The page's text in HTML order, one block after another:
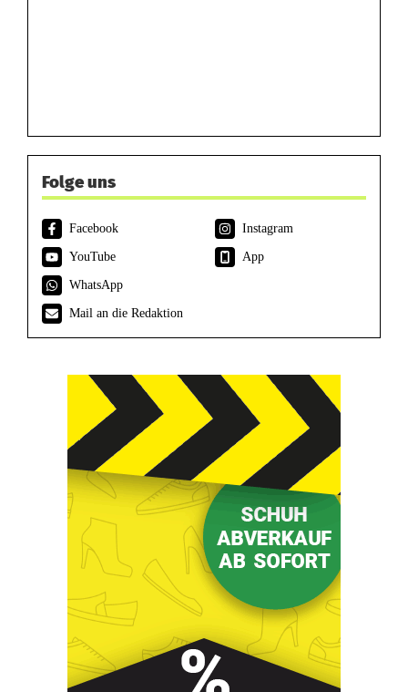
Folge uns
Facebook
Instagram
YouTube
App
WhatsApp
Mail an die Redaktion